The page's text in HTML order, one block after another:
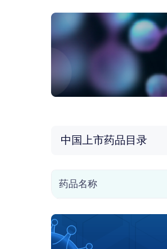
中国上市药品目录
药品名称